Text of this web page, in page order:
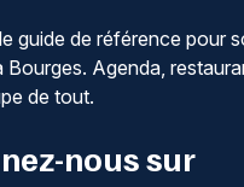
guide de référence pour
Bourges. Agenda,
de tout.
nous sur